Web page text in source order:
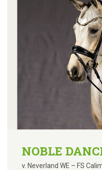
NOBLE
v. Neverland WE – FS